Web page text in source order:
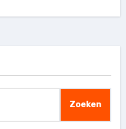
Zoeken